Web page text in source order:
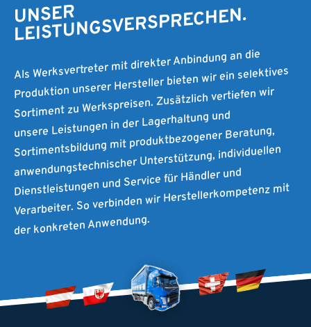
UNSER
LEISTUNGSVERSPRECHEN.
Als Werksvertreter mit direkter Anbindung an die
Produktion unserer Hersteller bieten wir ein selektives
Sortiment zu Werkspreisen. Zusätzlich vertiefen wir
unsere Leistungen in der Lagerhaltung und
Sortimentsbildung mit produktbezogener Beratung,
anwendungstechnischer Unterstützung, individuellen
Dienstleistungen und Service für Händler und
Verarbeiter. So verbinden wir Herstellerkompetenz mit
der konkreten Anwendung.